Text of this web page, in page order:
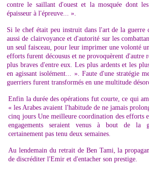
contre le saillant d'ouest et la mosquée dont les
épaisseur à l'épreuve... ».
Si le chef était peu instruit dans l'art de la guerre
aussi de clairvoyance et d'autorité sur les
un seul faisceau, pour leur imprimer une volonté
efforts furent décousus et ne provoquèrent d'autre
plus braves d'entre eux. Les plus ardents et les
en agissant isolément... ». Faute d'une stratégie
guerriers furent transformés en une multitude
Enfin la durée des opérations fut courte, ce qui
« les Arabes avaient l'habitude de ne jamais
cinq jours Une meilleure coordination des efforts
engagements seraient venus à bout de la
certainement pas tenu deux semaines.
Au lendemain du retrait de Ben Tami, la
de discréditer l'Emir et d'entacher son prestige.